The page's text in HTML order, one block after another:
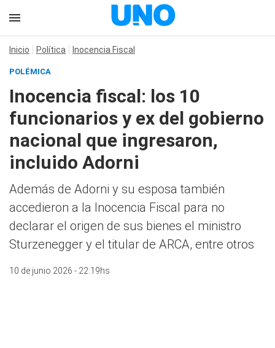
Inicio Política Inocencia Fiscal
POLÉMICA
Inocencia fiscal: los 10
funcionarios y ex del gobierno
nacional que ingresaron,
incluido Adorni
Además de Adorni y su esposa también
accedieron a la Inocencia Fiscal para no
declarar el origen de sus bienes el ministro
Sturzenegger y el titular de ARCA, entre otros
10 de junio 2026 - 22:19hs